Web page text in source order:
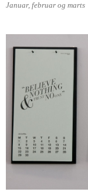
Januar, februar og marts